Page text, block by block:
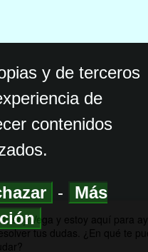
y de terceros
de
contenidos
-
Más